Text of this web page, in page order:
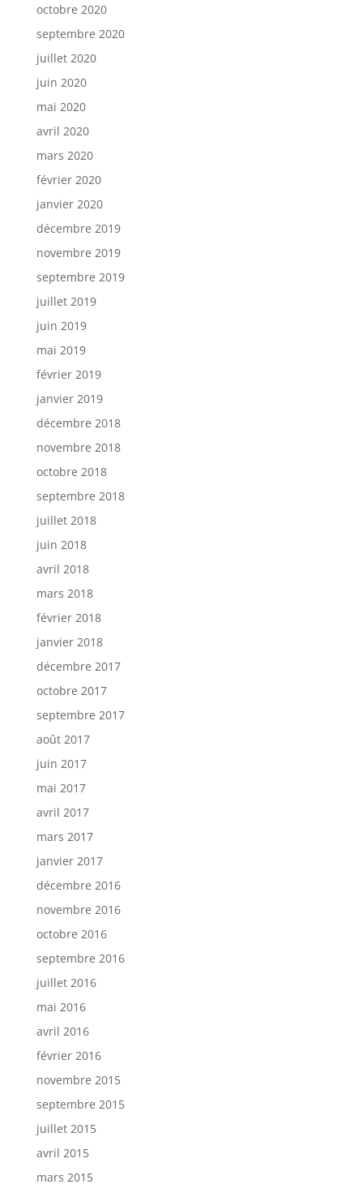
octobre 2020
septembre 2020
juillet 2020
juin 2020
mai 2020
avril 2020
mars 2020
février 2020
janvier 2020
décembre 2019
novembre 2019
septembre 2019
juillet 2019
juin 2019
mai 2019
février 2019
janvier 2019
décembre 2018
novembre 2018
octobre 2018
septembre 2018
juillet 2018
juin 2018
avril 2018
mars 2018
février 2018
janvier 2018
décembre 2017
octobre 2017
septembre 2017
août 2017
juin 2017
mai 2017
avril 2017
mars 2017
janvier 2017
décembre 2016
novembre 2016
octobre 2016
septembre 2016
juillet 2016
mai 2016
avril 2016
février 2016
novembre 2015
septembre 2015
juillet 2015
avril 2015
mars 2015